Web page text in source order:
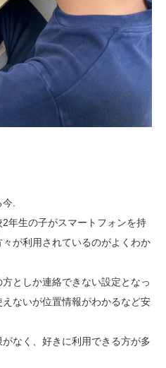
.
年生の子がスマートフォンを持
が利用されているのがよくわか
としか連絡できない設定となっ
ないが位置情報がわかるなど安
なく、好きに利用できる方が多